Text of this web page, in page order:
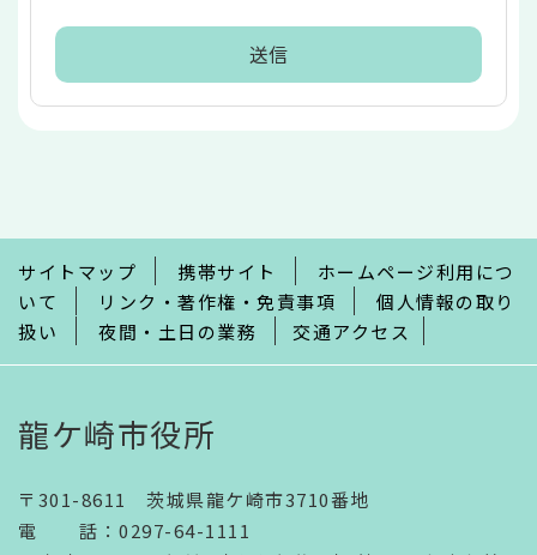
で
サイトマップ 携帯サイト
ホームページ利用につ
いて
リンク・著作権・免責事項
個人情報の取り
扱い
夜間・土日の業務 交通アクセス
龍ケ崎市役所
〒301-8611 茨城県龍ケ崎市3710番地
電話 ： 0297-64-1111